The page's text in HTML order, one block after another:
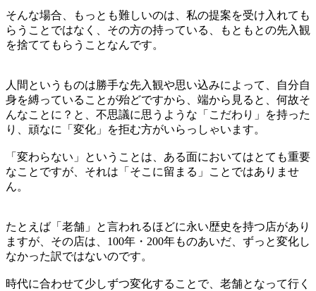
話
そんな場合、もっとも難しいのは、私の提案を受け入れても
らうことではなく、その方の持っている、もともとの先入観
を捨ててもらうことなんです。
人間というものは勝手な先入観や思い込みによって、自分自
身を縛っていることが殆どですから、端から見ると、何故そ
んなことに？と、不思議に思うような「こだわり」を持った
り、頑なに「変化」を拒む方がいらっしゃいます。
「変わらない」ということは、ある面においてはとても重要
なことですが、それは「そこに留まる」ことではありませ
ん。
たとえば「老舗」と言われるほどに永い歴史を持つ店があり
ますが、その店は、100年・200年ものあいだ、ずっと変化し
なかった訳ではないのです。
時代に合わせて少しずつ変化することで、老舗となって行く